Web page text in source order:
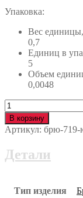
Упаковка:
Вес
0,7
Единиц в
5
Объем
0,0048
Количество
Брюки
ХАЙ-
ТЕК
юз
В корзину
Артикул: брю-719-
Детали
Тип изделия